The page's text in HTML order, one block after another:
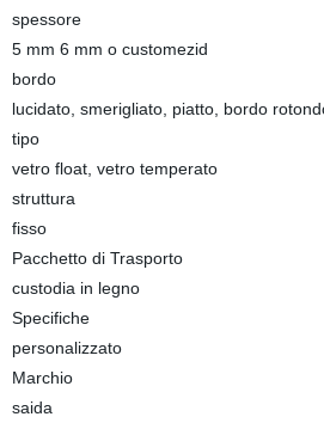
spessore
5 mm 6 mm o customezid
bordo
lucidato, smerigliato, piatto, bordo
tipo
vetro float, vetro temperato
struttura
fisso
Pacchetto di Trasporto
custodia in legno
Specifiche
personalizzato
Marchio
saida